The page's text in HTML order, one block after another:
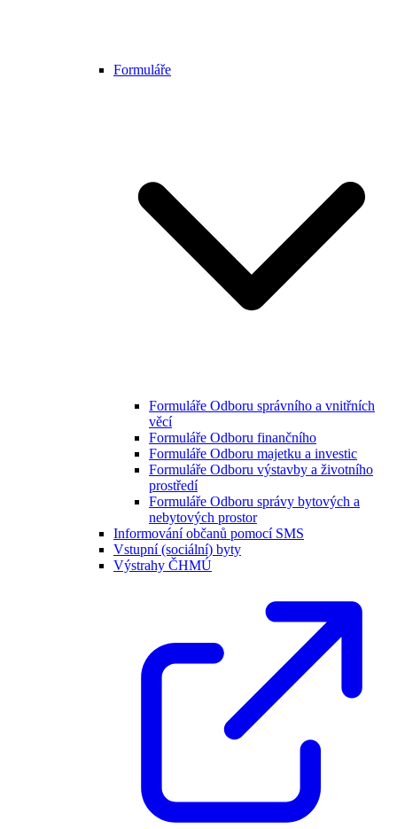
Formuláře
Formuláře Odboru správního a vnitřních
věcí
Formuláře Odboru finančního
Formuláře Odboru majetku a investic
Formuláře Odboru výstavby a životního
prostředí
Formuláře Odboru správy bytových a
nebytových prostor
Informování občanů pomocí SMS
Vstupní (sociální) byty
Výstrahy ČHMÚ